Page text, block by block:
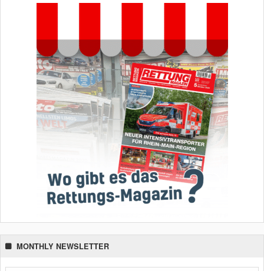
MONTHLY NEWSLETTER